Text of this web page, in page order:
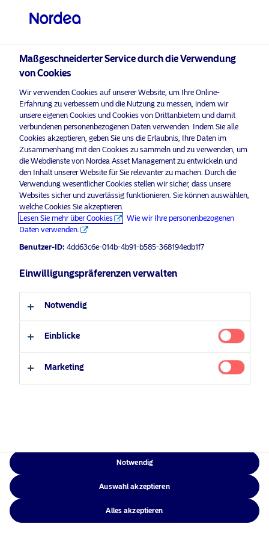
Bitte wählen Sie Ihr Anlegerprofil
aus
Land
Deutschland
Sprache
Deutsch
Professioneller Anleger
Nordea Asset Management ist einer der größten Asset
Manager in den nordischen Ländern und verfügt über
eine globale Präsenz in Europa, Amerika und Asien.
Risikohinweise
Home
Über uns
Verantwortungsbewusste
Investments
News
Kontakt
Datenschutzerklärung
Zugänglichkeit
©2026 – Nordea Asset Management – alle Rechte vorbehalten
Maßgeschneiderter Service durch die Verwendung
von Cookies
Wir verwenden Cookies auf unserer Website, um Ihre Online-
Erfahrung zu verbessern und die Nutzung zu messen, indem wir
unsere eigenen Cookies und Cookies von Drittanbietern und damit
verbundenen personenbezogenen Daten verwenden. Indem Sie alle
Cookies akzeptieren, geben Sie uns die Erlaubnis, Ihre Daten im
Zusammenhang mit den Cookies zu sammeln und zu verwenden, um
die Webdienste von Nordea Asset Management zu entwickeln und
den Inhalt unserer Website für Sie relevanter zu machen. Durch die
Verwendung wesentlicher Cookies stellen wir sicher, dass unsere
Websites sicher und zuverlässig funktionieren. Sie können auswählen,
welche Cookies Sie akzeptieren.
Lesen Sie mehr über Cookies
Wie wir Ihre personenbezogenen
Daten verwenden.
Benutzer-ID: 4dd63c6e-014b-4b91-b585-368194edb1f7
Einwilligungspräferenzen verwalten
Notwendig
Einblicke
Marketing
Notwendig
Auswahl akzeptieren
Alles akzeptieren